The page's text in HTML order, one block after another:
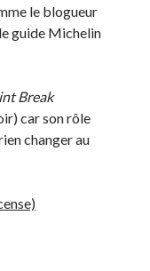
le blogueur
guide Michelin
Break
car son rôle
changer au